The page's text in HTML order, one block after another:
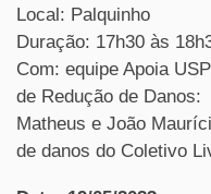
Local: Palquinho
Duração: 17h30 às
Com: equipe Apoia
de Redução de Danos:
Matheus e João
de danos do Coletivo